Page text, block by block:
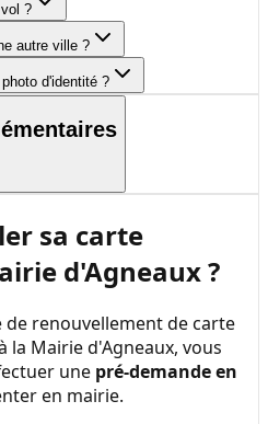
?
autre ville ?
d'identité ?
sa carte
d'Agneaux?
renouvellement de carte
la Mairie d'Agneaux, vous
une pré-demande en
en mairie.